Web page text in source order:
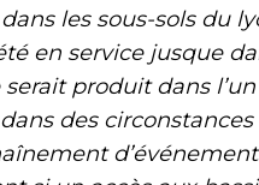
les sous-sols du
en service jusque
produit dans
des